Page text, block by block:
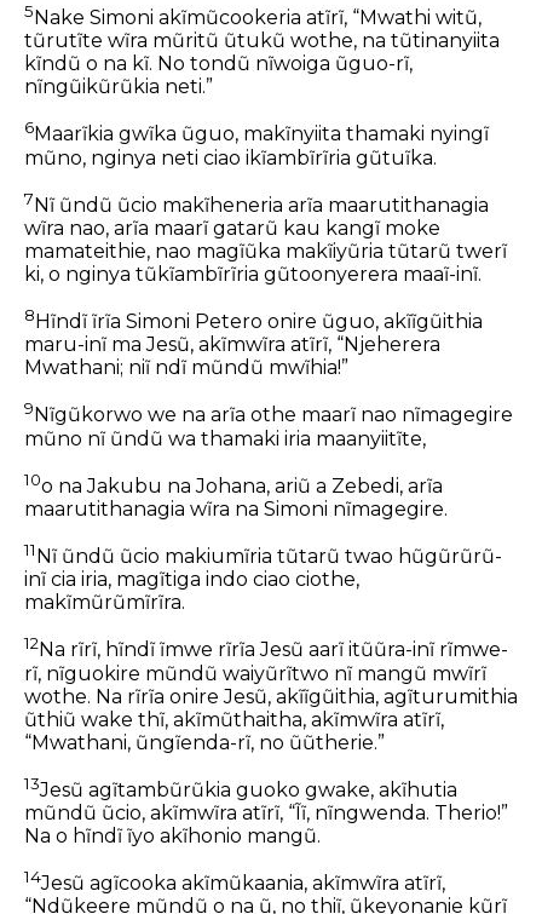
5 Nake Simoni akĩmũcookeria atĩrĩ, “Mwathi witũ,
tũrutĩte wĩra mũritũ ũtukũ wothe, na tũtinanyiita
kĩndũ o na kĩ. No tondũ nĩwoiga ũguo-rĩ,
nĩngũikũrũkia neti.”
6Maarĩkia gwĩka ũguo, makĩnyiita thamaki nyingĩ
mũno, nginya neti ciao ikĩambĩrĩria gũtuĩka.
7Nĩ ũndũ ũcio makĩheneria arĩa maarutithanagia
wĩra nao, arĩa maarĩ gatarũ kau kangĩ moke
mamateithie, nao magĩũka makĩiyũria tũtarũ twerĩ
ki, o nginya tũkĩambĩrĩria gũtoonyerera maaĩ-inĩ.
8 Hĩndĩ ĩrĩa Simoni Petero onire ũguo, akĩĩgũithia
maru-inĩ ma Jesũ, akĩmwĩra atĩrĩ, “Njeherera
Mwathani; niĩ ndĩ mũndũ mwĩhia!”
9 Nĩgũkorwo we na arĩa othe maarĩ nao nĩmagegire
mũno nĩ ũndũ wa thamaki iria maanyiitĩte,
10o na Jakubu na Johana, ariũ a Zebedi, arĩa
maarutithanagia wĩra na Simoni nĩmagegire.
11 Nĩ ũndũ ũcio makiumĩria tũtarũ twao hũgũrũrũ-
inĩ cia iria, magĩtiga indo ciao ciothe,
makĩmũrũmĩrĩra.
12Na rĩrĩ, hĩndĩ ĩmwe rĩrĩa Jesũ aarĩ itũũra-inĩ rĩmwe-
rĩ, nĩguokire mũndũ waiyũrĩtwo nĩ mangũ mwĩrĩ
wothe. Na rĩrĩa onire Jesũ, akĩĩgũithia, agĩturumithia
ũthiũ wake thĩ, akĩmũthaitha, akĩmwĩra atĩrĩ,
“Mwathani, ũngĩenda-rĩ, no ũũtherie.”
13Jesũ agĩtambũrũkia guoko gwake, akĩhutia
mũndũ ũcio, akĩmwĩra atĩrĩ, “Ĩĩ, nĩngwenda. Therio!”
Na o hĩndĩ ĩyo akĩhonio mangũ.
14Jesũ agĩcooka akĩmũkaania, akĩmwĩra atĩrĩ,
“Ndũkeere mũndũ o na ũ, no thiĩ, ũkeyonanie kũrĩ